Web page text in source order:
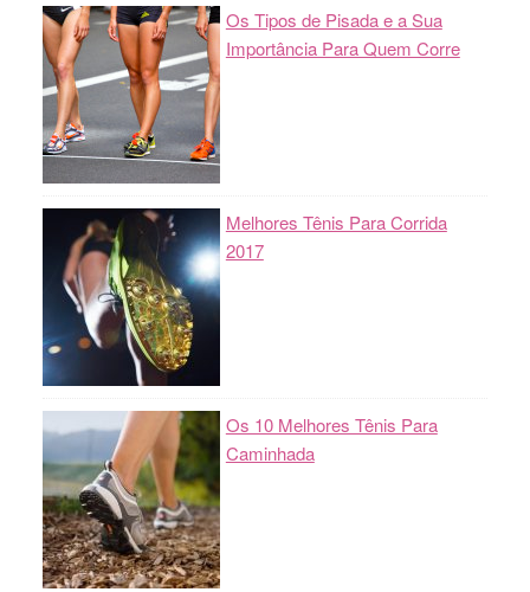
Os Tipos de Pisada e a Sua
Importância Para Quem Corre
Melhores Tênis Para Corrida
2017
Os 10 Melhores Tênis Para
Caminhada